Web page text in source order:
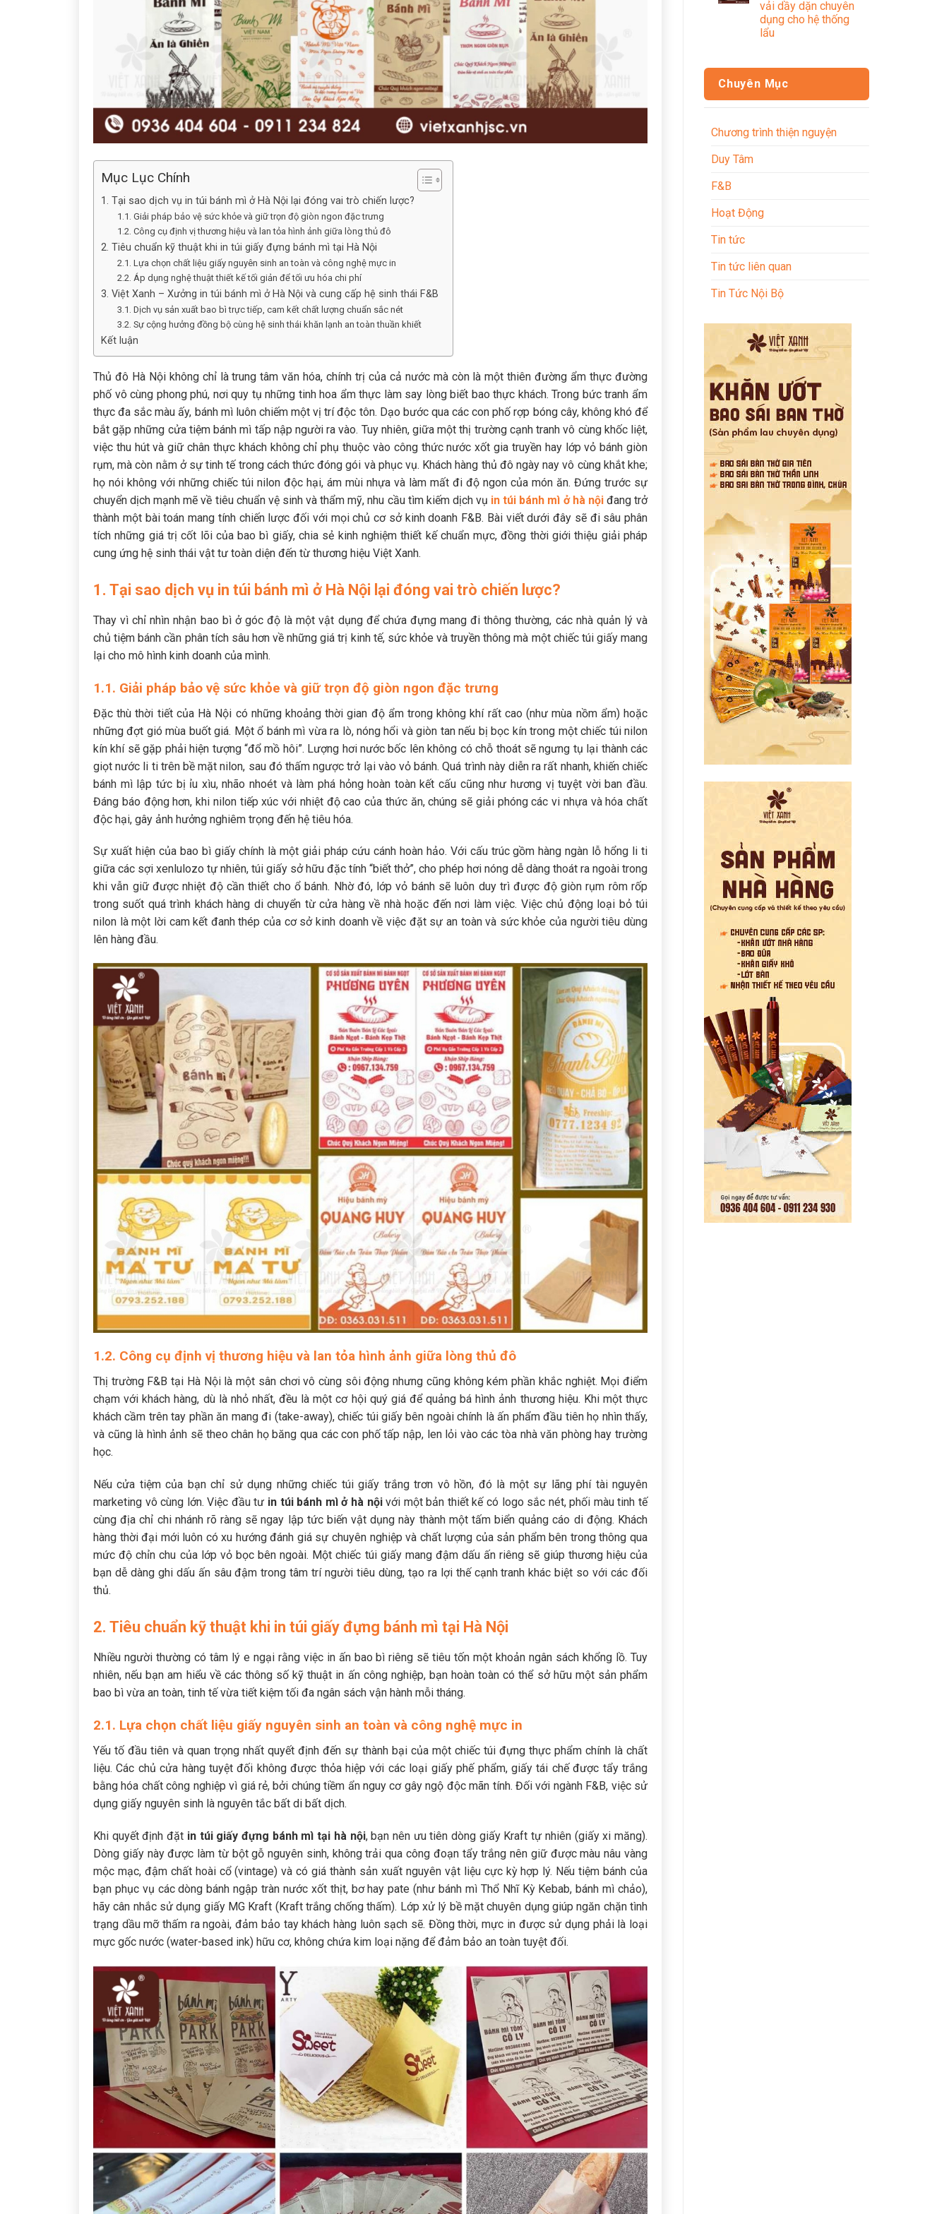
Mục Lục Chính
1. Tại sao dịch vụ in túi bánh mì ở Hà Nội lại đóng vai trò chiến lược?
1.1. Giải pháp bảo vệ sức khỏe và giữ trọn độ giòn ngon đặc trưng
1.2. Công cụ định vị thương hiệu và lan tỏa hình ảnh giữa lòng thủ đô
2. Tiêu chuẩn kỹ thuật khi in túi giấy đựng bánh mì tại Hà Nội
2.1. Lựa chọn chất liệu giấy nguyên sinh an toàn và công nghệ mực in
2.2. Áp dụng nghệ thuật thiết kế tối giản để tối ưu hóa chi phí
3. Việt Xanh – Xưởng in túi bánh mì ở Hà Nội và cung cấp hệ sinh thái F&B
3.1. Dịch vụ sản xuất bao bì trực tiếp, cam kết chất lượng chuẩn sắc nét
3.2. Sự cộng hưởng đồng bộ cùng hệ sinh thái khăn lạnh an toàn thuần khiết
Kết luận
Thủ đô Hà Nội không chỉ là trung tâm văn hóa, chính trị của cả nước mà còn là một thiên đường ẩm thực đường
phố vô cùng phong phú, nơi quy tụ những tinh hoa ẩm thực làm say lòng biết bao thực khách. Trong bức tranh ẩm
thực đa sắc màu ấy, bánh mì luôn chiếm một vị trí độc tôn. Dạo bước qua các con phố rợp bóng cây, không khó để
bắt gặp những cửa tiệm bánh mì tấp nập người ra vào. Tuy nhiên, giữa một thị trường cạnh tranh vô cùng khốc liệt,
việc thu hút và giữ chân thực khách không chỉ phụ thuộc vào công thức nước xốt gia truyền hay lớp vỏ bánh giòn
rụm, mà còn nằm ở sự tinh tế trong cách thức đóng gói và phục vụ. Khách hàng thủ đô ngày nay vô cùng khắt khe;
họ nói không với những chiếc túi nilon độc hại, ám mùi nhựa và làm mất đi độ ngon của món ăn. Đứng trước sự
chuyển dịch mạnh mẽ về tiêu chuẩn vệ sinh và thẩm mỹ, nhu cầu tìm kiếm dịch vụ in túi bánh mì ở hà nộiđang trở
thành một bài toán mang tính chiến lược đối với mọi chủ cơ sở kinh doanh F&B. Bài viết dưới đây sẽ đi sâu phân
tích những giá trị cốt lõi của bao bì giấy, chia sẻ kinh nghiệm thiết kế chuẩn mực, đồng thời giới thiệu giải pháp
cung ứng hệ sinh thái vật tư toàn diện đến từ thương hiệu Việt Xanh.
1. Tại sao dịch vụ in túi bánh mì ở Hà Nội lại đóng vai trò chiến lược?
Thay vì chỉ nhìn nhận bao bì ở góc độ là một vật dụng để chứa đựng mang đi thông thường, các nhà quản lý và
chủ tiệm bánh cần phân tích sâu hơn về những giá trị kinh tế, sức khỏe và truyền thông mà một chiếc túi giấy mang
lại cho mô hình kinh doanh của mình.
1.1. Giải pháp bảo vệ sức khỏe và giữ trọn độ giòn ngon đặc trưng
Đặc thù thời tiết của Hà Nội có những khoảng thời gian độ ẩm trong không khí rất cao (như mùa nồm ẩm) hoặc
những đợt gió mùa buốt giá. Một ổ bánh mì vừa ra lò, nóng hổi và giòn tan nếu bị bọc kín trong một chiếc túi nilon
kín khí sẽ gặp phải hiện tượng “đổ mồ hôi”. Lượng hơi nước bốc lên không có chỗ thoát sẽ ngưng tụ lại thành các
giọt nước li ti trên bề mặt nilon, sau đó thấm ngược trở lại vào vỏ bánh. Quá trình này diễn ra rất nhanh, khiến chiếc
bánh mì lập tức bị ỉu xìu, nhão nhoét và làm phá hỏng hoàn toàn kết cấu cũng như hương vị tuyệt vời ban đầu.
Đáng báo động hơn, khi nilon tiếp xúc với nhiệt độ cao của thức ăn, chúng sẽ giải phóng các vi nhựa và hóa chất
độc hại, gây ảnh hưởng nghiêm trọng đến hệ tiêu hóa.
Sự xuất hiện của bao bì giấy chính là một giải pháp cứu cánh hoàn hảo. Với cấu trúc gồm hàng ngàn lỗ hổng li ti
giữa các sợi xenlulozo tự nhiên, túi giấy sở hữu đặc tính “biết thở”, cho phép hơi nóng dễ dàng thoát ra ngoài trong
khi vẫn giữ được nhiệt độ cần thiết cho ổ bánh. Nhờ đó, lớp vỏ bánh sẽ luôn duy trì được độ giòn rụm rôm rốp
trong suốt quá trình khách hàng di chuyển từ cửa hàng về nhà hoặc đến nơi làm việc. Việc chủ động loại bỏ túi
nilon là một lời cam kết đanh thép của cơ sở kinh doanh về việc đặt sự an toàn và sức khỏe của người tiêu dùng
lên hàng đầu.
1.2. Công cụ định vị thương hiệu và lan tỏa hình ảnh giữa lòng thủ đô
Thị trường F&B tại Hà Nội là một sân chơi vô cùng sôi động nhưng cũng không kém phần khắc nghiệt. Mọi điểm
chạm với khách hàng, dù là nhỏ nhất, đều là một cơ hội quý giá để quảng bá hình ảnh thương hiệu. Khi một thực
khách cầm trên tay phần ăn mang đi (take-away), chiếc túi giấy bên ngoài chính là ấn phẩm đầu tiên họ nhìn thấy,
và cũng là hình ảnh sẽ theo chân họ băng qua các con phố tấp nập, len lỏi vào các tòa nhà văn phòng hay trường
học.
Nếu cửa tiệm của bạn chỉ sử dụng những chiếc túi giấy trắng trơn vô hồn, đó là một sự lãng phí tài nguyên
marketing vô cùng lớn. Việc đầu tư in túi bánh mì ở hà nộivới một bản thiết kế có logo sắc nét, phối màu tinh tế
cùng địa chỉ chi nhánh rõ ràng sẽ ngay lập tức biến vật dụng này thành một tấm biển quảng cáo di động. Khách
hàng thời đại mới luôn có xu hướng đánh giá sự chuyên nghiệp và chất lượng của sản phẩm bên trong thông qua
mức độ chỉn chu của lớp vỏ bọc bên ngoài. Một chiếc túi giấy mang đậm dấu ấn riêng sẽ giúp thương hiệu của
bạn dễ dàng ghi dấu ấn sâu đậm trong tâm trí người tiêu dùng, tạo ra lợi thế cạnh tranh khác biệt so với các đối
thủ.
2. Tiêu chuẩn kỹ thuật khi in túi giấy đựng bánh mì tại Hà Nội
Nhiều người thường có tâm lý e ngại rằng việc in ấn bao bì riêng sẽ tiêu tốn một khoản ngân sách khổng lồ. Tuy
nhiên, nếu bạn am hiểu về các thông số kỹ thuật in ấn công nghiệp, bạn hoàn toàn có thể sở hữu một sản phẩm
bao bì vừa an toàn, tinh tế vừa tiết kiệm tối đa ngân sách vận hành mỗi tháng.
2.1. Lựa chọn chất liệu giấy nguyên sinh an toàn và công nghệ mực in
Yếu tố đầu tiên và quan trọng nhất quyết định đến sự thành bại của một chiếc túi đựng thực phẩm chính là chất
liệu. Các chủ cửa hàng tuyệt đối không được thỏa hiệp với các loại giấy phế phẩm, giấy tái chế được tẩy trắng
bằng hóa chất công nghiệp vì giá rẻ, bởi chúng tiềm ẩn nguy cơ gây ngộ độc mãn tính. Đối với ngành F&B, việc sử
dụng giấy nguyên sinh là nguyên tắc bất di bất dịch.
Khi quyết định đặt in túi giấy đựng bánh mì tại hà nội, bạn nên ưu tiên dòng giấy Kraft tự nhiên (giấy xi măng).
Dòng giấy này được làm từ bột gỗ nguyên sinh, không trải qua công đoạn tẩy trắng nên giữ được màu nâu vàng
mộc mạc, đậm chất hoài cổ (vintage) và có giá thành sản xuất nguyên vật liệu cực kỳ hợp lý. Nếu tiệm bánh của
bạn phục vụ các dòng bánh ngập tràn nước xốt thịt, bơ hay pate (như bánh mì Thổ Nhĩ Kỳ Kebab, bánh mì chảo),
hãy cân nhắc sử dụng giấy MG Kraft (Kraft trắng chống thấm). Lớp xử lý bề mặt chuyên dụng giúp ngăn chặn tình
trạng dầu mỡ thấm ra ngoài, đảm bảo tay khách hàng luôn sạch sẽ. Đồng thời, mực in được sử dụng phải là loại
mực gốc nước (water-based ink) hữu cơ, không chứa kim loại nặng để đảm bảo an toàn tuyệt đối.
vải dầy dặn chuyên
dụng cho hệ thống
lẩu
Chuyên Mục
Chương trình thiện nguyện
Duy Tâm
F&B
Hoạt Động
Tin tức
Tin tức liên quan
Tin Tức Nội Bộ